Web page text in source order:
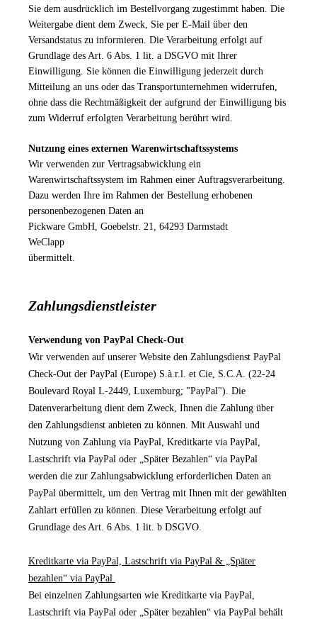
Sie dem ausdrücklich im Bestellvorgang zugestimmt haben. Die
Weitergabe dient dem Zweck, Sie per E-Mail über den
Versandstatus zu informieren. Die Verarbeitung erfolgt auf
Grundlage des Art. 6 Abs. 1 lit. a DSGVO mit Ihrer
Einwilligung. Sie können die Einwilligung jederzeit durch
Mitteilung an uns oder das Transportunternehmen widerrufen,
ohne dass die Rechtmäßigkeit der aufgrund der Einwilligung bis
zum Widerruf erfolgten Verarbeitung berührt wird.
Nutzung eines externen Warenwirtschaftssystems
Wir verwenden zur Vertragsabwicklung ein
Warenwirtschaftssystem im Rahmen einer Auftragsverarbeitung.
Dazu werden Ihre im Rahmen der Bestellung erhobenen
personenbezogenen Daten an
Pickware GmbH, Goebelstr. 21, 64293 Darmstadt
WeClapp
übermittelt.
Zahlungsdienstleister
Verwendung von PayPal Check-Out
Wir verwenden auf unserer Website den Zahlungsdienst PayPal
Check-Out der PayPal (Europe) S.à.r.l. et Cie, S.C.A. (22-24
Boulevard Royal L-2449, Luxemburg; "PayPal"). Die
Datenverarbeitung dient dem Zweck, Ihnen die Zahlung über
den Zahlungsdienst anbieten zu können. Mit Auswahl und
Nutzung von Zahlung via PayPal, Kreditkarte via PayPal,
Lastschrift via PayPal oder „Später Bezahlen“ via PayPal
werden die zur Zahlungsabwicklung erforderlichen Daten an
PayPal übermittelt, um den Vertrag mit Ihnen mit der gewählten
Zahlart erfüllen zu können. Diese Verarbeitung erfolgt auf
Grundlage des Art. 6 Abs. 1 lit. b DSGVO.
Kreditkarte via PayPal, Lastschrift via PayPal & „Später
bezahlen“ via PayPal
Bei einzelnen Zahlungsarten wie Kreditkarte via PayPal,
Lastschrift via PayPal oder „Später bezahlen“ via PayPal behält